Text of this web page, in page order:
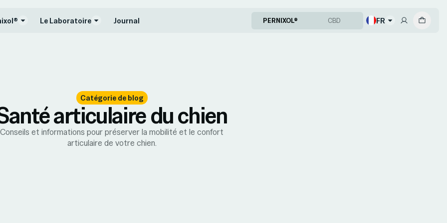
Le Laboratoire Journal PERNIXOL® CBD FR
Catégorie de blog
articulaire du chien
Conseils et informations pour préserver la mobilité et le confort
articulaire de votre chien.